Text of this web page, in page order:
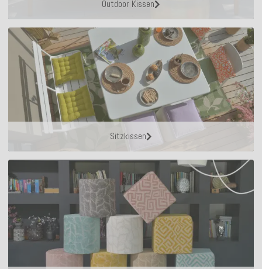
Outdoor Kissen
Sitzkissen